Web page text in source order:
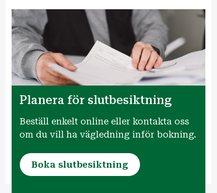
Planera för slutbesiktning
Beställ enkelt online eller kontakta oss
om du vill ha vägledning inför bokning.
Boka slutbesiktning